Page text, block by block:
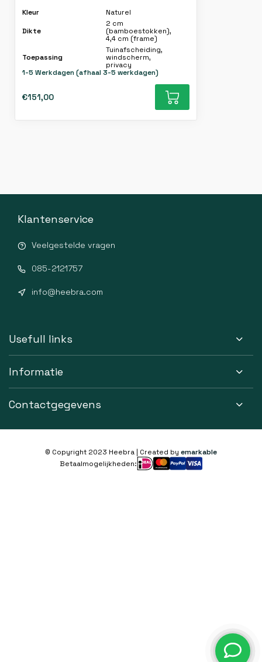
Kleur
Naturel
Dikte
2 cm
(bamboestokken),
4,4 cm (frame)
Toepassing
Tuinafscheiding,
windscherm,
privacy
1-5 Werkdagen (afhaal 3-5 werkdagen)
€151,00
Klantenservice
Veelgestelde vragen
085-2121757
info@heebra.com
Usefull links
Informatie
Contactgegevens
© Copyright 2023 Heebra | Created by emarkable
Betaalmogelijkheden: